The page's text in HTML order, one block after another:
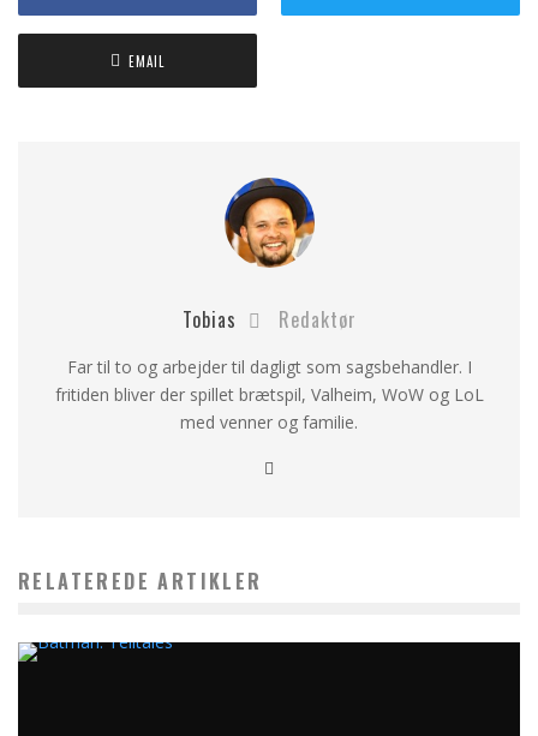
EMAIL
Tobias Redaktør
Far til to og arbejder til dagligt som sagsbehandler. I
fritiden bliver der spillet brætspil, Valheim, WoW og LoL
med venner og familie.
RELATEREDE ARTIKLER